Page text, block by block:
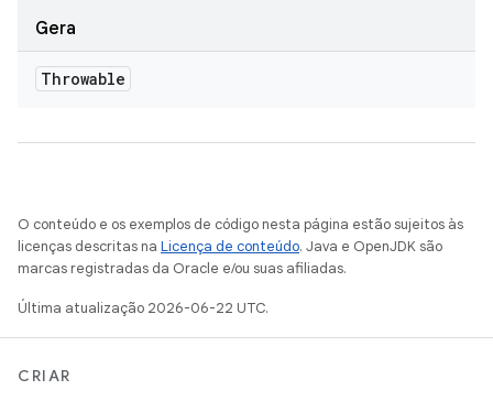
Gera
Throwable
O conteúdo e os exemplos de código nesta página estão sujeitos às
licenças descritas na Licença de conteúdo. Java e OpenJDK são
marcas registradas da Oracle e/ou suas afiliadas.
Última atualização 2026-06-22 UTC.
CRIAR